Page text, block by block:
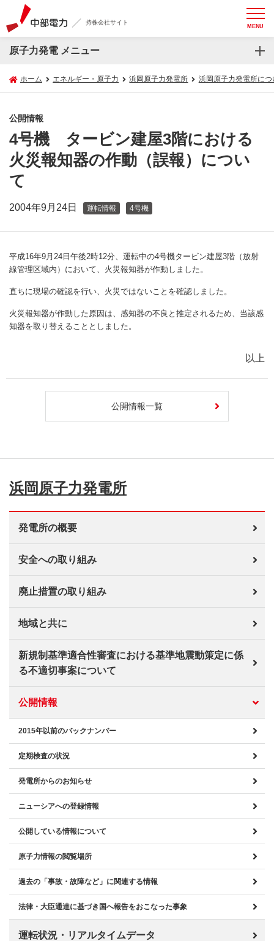
持株会社サイト MENU
原子力発電 メニュー
ホーム エネルギー・原子力 浜岡原子力発電所 浜岡原子力発電所につ
公開情報
4号機 タービン建屋3階における
火災報知器の作動（誤報）につい
て
2004年9月24日 運転情報 4号機
平成16年9月24日午後2時12分、運転中の4号機タービン建屋3階（放射
線管理区域内）において、火災報知器が作動しました。
直ちに現場の確認を行い、火災ではないことを確認しました。
火災報知器が作動した原因は、感知器の不良と推定されるため、当該感
知器を取り替えることとしました。
以上
公開情報一覧
浜岡原子力発電所
発電所の概要
安全への取り組み
廃止措置の取り組み
地域と共に
新規制基準適合性審査における基準地震動策定に係
る不適切事案について
公開情報
2015年以前のバックナンバー
定期検査の状況
発電所からのお知らせ
ニューシアへの登録情報
公開している情報について
原子力情報の閲覧場所
過去の「事故・故障など」に関連する情報
法律・大臣通達に基づき国へ報告をおこなった事象
運転状況・リアルタイムデータ